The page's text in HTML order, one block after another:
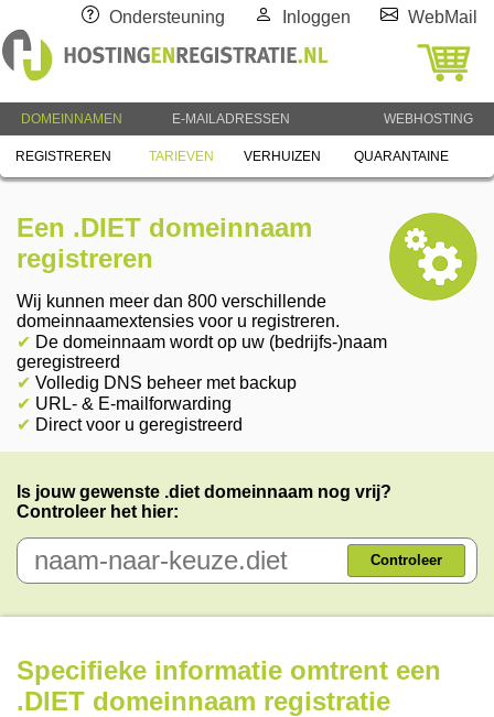
Ondersteuning Inloggen WebMail
DOMEINNAMEN E-MAILADRESSEN WEBHOSTING
REGISTREREN TARIEVEN VERHUIZEN QUARANTAINE
Een .DIET domeinnaam
registreren
Wij kunnen meer dan 800 verschillende
domeinnaamextensies voor u registreren.
✔ De domeinnaam wordt op uw (bedrijfs-)naam
geregistreerd
✔ Volledig DNS beheer met backup
✔ URL- & E-mailforwarding
✔ Direct voor u geregistreerd
Is jouw gewenste .diet domeinnaam nog vrij?
Controleer het hier:
Controleer
Specifieke informatie omtrent een
.DIET domeinnaam registratie